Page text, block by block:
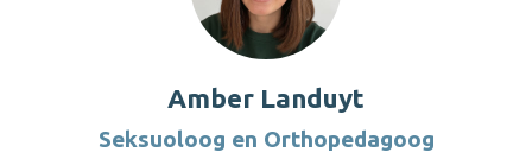
Amber Landuyt
Seksuoloog en Orthopedagoog